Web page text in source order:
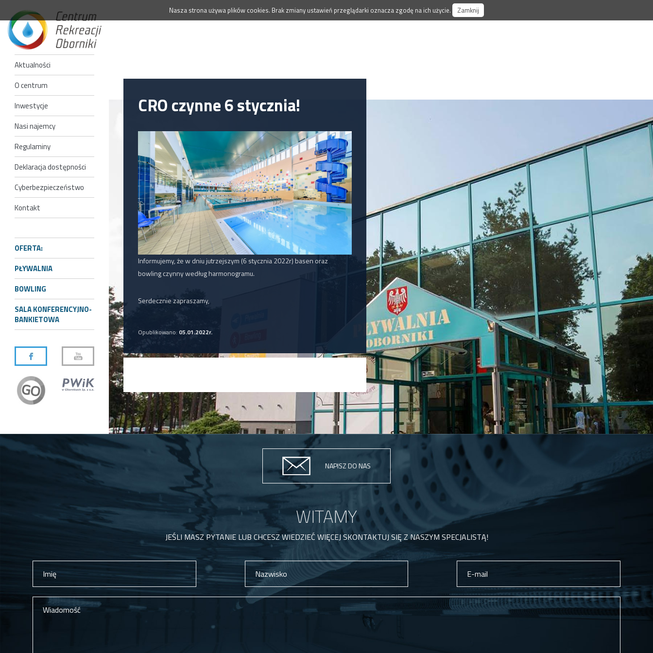
Nasza strona używa plików cookies. Brak zmiany ustawień przeglądarki oznacza zgodę na ich użycie. Zamknij
Aktualności
O centrum
Inwestycje
Nasi najemcy
Regulaminy
Deklaracja dostępności
Cyberbezpieczeństwo
Kontakt
OFERTA:
PŁYWALNIA
BOWLING
SALA KONFERENCYJNO-
BANKIETOWA
CRO czynne 6 stycznia!
Informujemy, że w dniu jutrzejszym (6 stycznia 2022r) basen oraz
bowling czynny według harmonogramu.
Serdecznie zapraszamy,
Opublikowano: 05.01.2022r.
NAPISZ DO NAS
WITAMY
JEŚLI MASZ PYTANIE LUB CHCESZ WIEDZIEĆ WIĘCEJ SKONTAKTUJ SIĘ Z NASZYM SPECJALISTĄ!